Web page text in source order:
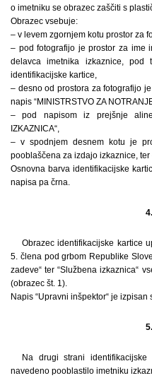
o imetniku se obrazec zaščiti s
Obrazec vsebuje:
– v levem zgornjem kotu prostor za
– pod fotografijo je prostor za ime
delavca imetnika izkaznice,
identifikacijske kartice,
– desno od prostora za fotografijo
napis “MINISTRSTVO ZA
– pod napisom iz prejšnje
IZKAZNICA“,
– v spodnjem desnem kotu je
pooblaščena za izdajo izkaznice, ter
Osnovna barva identifikacijske
napisa pa črna.
Obrazec identifikacijske kartice
5. člena pod grbom Republike
zadeve“ ter “Službena izkaznica“
(obrazec št. 1).
Napis “Upravni inšpektor“ je
Na drugi strani
navedeno pooblastilo imetniku